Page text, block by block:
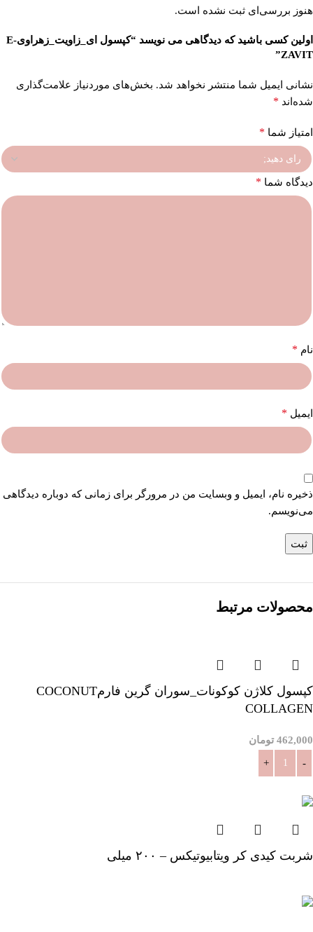
هنوز بررسی‌ای ثبت نشده است.
اولین کسی باشید که دیدگاهی می نویسد “کپسول ای_زاویت_زهراویE-
ZAVIT”
نشانی ایمیل شما منتشر نخواهد شد. بخش‌های موردنیاز علامت‌گذاری
شده‌اند *
امتیاز شما *
دیدگاه شما *
نام *
ایمیل *
ذخیره نام، ایمیل و وبسایت من در مرورگر برای زمانی که دوباره دیدگاهی
می‌نویسم.
محصولات مرتبط
کپسول کلاژن کوکونات_سوران گرین فارمCOCONUT
COLLAGEN
462,000 تومان
شربت کیدی کر ویتابیوتیکس – ۲۰۰ میلی